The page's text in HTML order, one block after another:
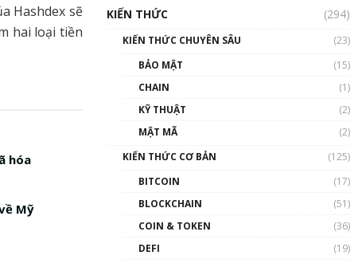
Hashdex sẽ
hai loại tiền
hóa
Mỹ
nhân vật ảnh hưởng nhất
hệ sinh thái tiền mã hoá |
Blockchain
Nhân sự tương lại ngành
Blockchain Việt Nam | Phổ
cập Blockchain
KIẾN THỨC
(294)
KIẾN THỨC CHUYÊN SÂU
(23)
BẢO MẬT
(15)
CHAIN
(1)
KỸ THUẬT
(2)
MẬT MÃ
(2)
KIẾN THỨC CƠ BẢN
(125)
BITCOIN
(17)
BLOCKCHAIN
(51)
COIN & TOKEN
(36)
DEFI
(19)